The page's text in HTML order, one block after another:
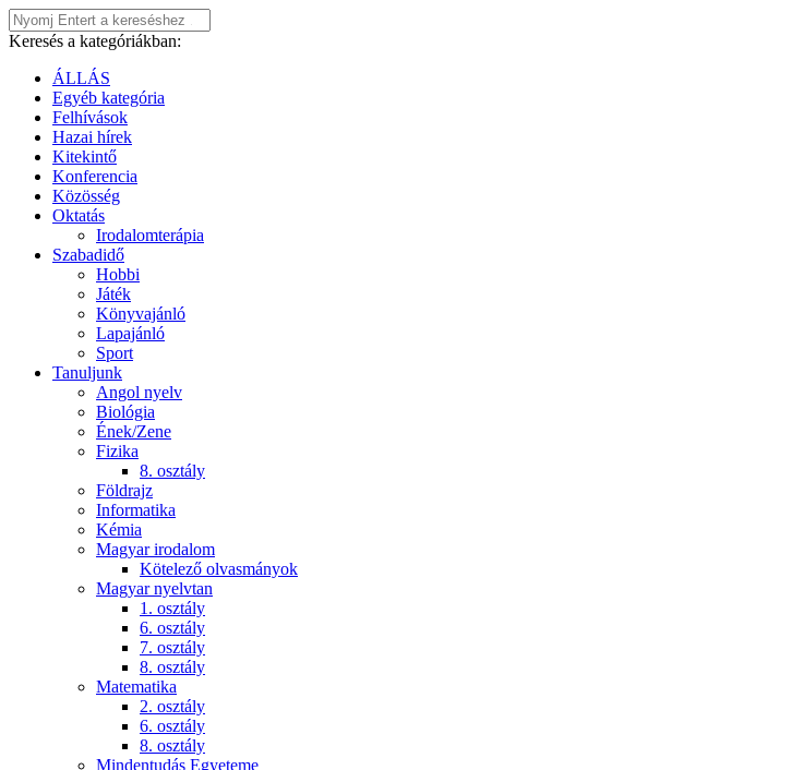
Keresés a kategóriákban:
ÁLLÁS
Egyéb kategória
Felhívások
Hazai hírek
Kitekintő
Konferencia
Közösség
Oktatás
Irodalomterápia
Szabadidő
Hobbi
Játék
Könyvajánló
Lapajánló
Sport
Tanuljunk
Angol nyelv
Biológia
Ének/Zene
Fizika
8. osztály
Földrajz
Informatika
Kémia
Magyar irodalom
Kötelező olvasmányok
Magyar nyelvtan
1. osztály
6. osztály
7. osztály
8. osztály
Matematika
2. osztály
6. osztály
8. osztály
Mindentudás Egyeteme